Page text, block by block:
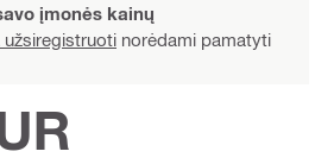
įmonės kainų
norėdami pamatyti